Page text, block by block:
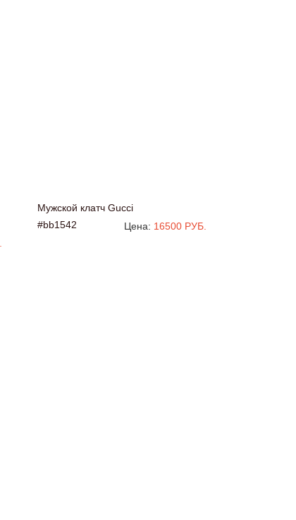
Мужской клатч Gucci
#bb1542
Цена: 16500 РУБ.